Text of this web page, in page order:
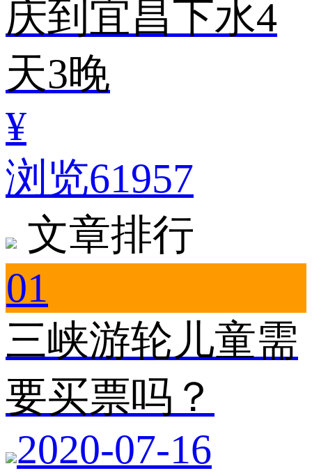
庆到宜昌下水4
天3晚
¥
浏览61957
文章排行
01
三峡游轮儿童需
要买票吗？
2020-07-16